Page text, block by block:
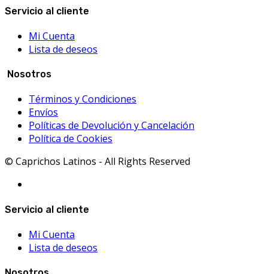
Servicio al cliente
Mi Cuenta
Lista de deseos
Nosotros
Términos y Condiciones
Envíos
Políticas de Devolución y Cancelación
Política de Cookies
© Caprichos Latinos - All Rights Reserved
Servicio al cliente
Mi Cuenta
Lista de deseos